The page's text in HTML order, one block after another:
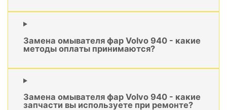
Замена омывателя фар Volvo 940 - какие
методы оплаты принимаются?
Замена омывателя фар Volvo 940 - какие
запчасти вы используете при ремонте?